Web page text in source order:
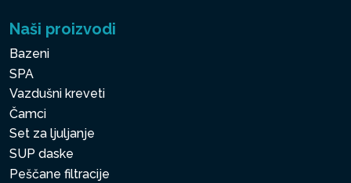
Naši proizvodi
Bazeni
SPA
Vazdušni kreveti
Čamci
Set za ljuljanje
SUP daske
Peščane filtracije